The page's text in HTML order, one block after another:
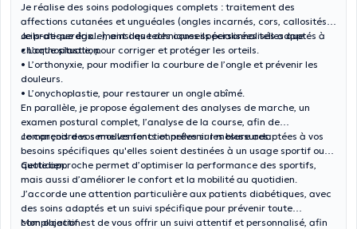
Je réalise des soins podologiques complets : traitement des
affections cutanées et unguéales (ongles incarnés, cors, callosités,
œils-de-perdrix…), ainsi que des conseils personnalisés adaptés à
chaque situation.
Je pratique également des techniques spécialisées telles que:
• L’orthoplastie, pour corriger et protéger les orteils.
• L’orthonyxie, pour modifier la courbure de l’ongle et prévenir les
douleurs.
• L’onychoplastie, pour restaurer un ongle abîmé.
En parallèle, je propose également des analyses de marche, un
examen postural complet, l’analyse de la course, afin de
comprendre vos mouvements et prévenir les blessures.
Je conçois des semelles fonctionnelles sur mesure adaptées à vos
besoins spécifiques qu'elles soient destinées à un usage sportif ou
quotidien.
Cette approche permet d’optimiser la performance des sportifs,
mais aussi d’améliorer le confort et la mobilité au quotidien.
J’accorde une attention particulière aux patients diabétiques, avec
des soins adaptés et un suivi spécifique pour prévenir toute
complication.
Mon objectif est de vous offrir un suivi attentif et personnalisé, afin